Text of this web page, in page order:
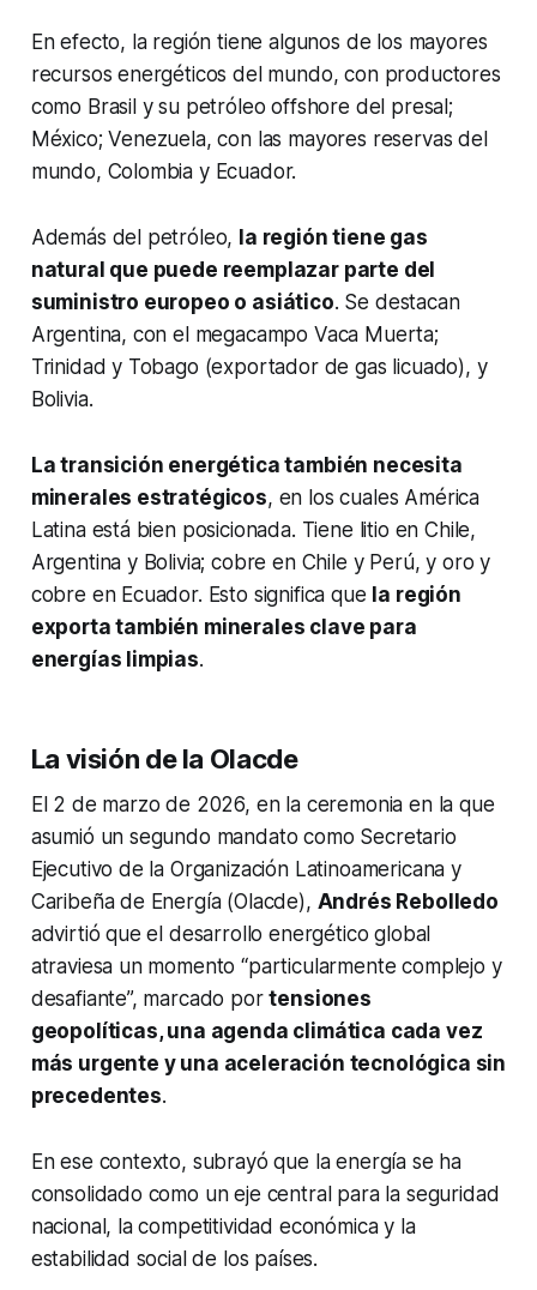
En efecto, la región tiene algunos de los mayores
recursos energéticos del mundo, con productores
como Brasil y su petróleooffshore del presal;
México; Venezuela, con las mayores reservas del
mundo, Colombia y Ecuador.
Además del petróleo, la región tiene gas
natural que puede reemplazar parte del
suministro europeo o asiático. Se destacan
Argentina, con el megacampo Vaca Muerta;
Trinidad y Tobago (exportador de gas licuado), y
Bolivia.
La transición energética también necesita
minerales estratégicos, en los cuales América
Latina está bien posicionada. Tiene litio en Chile,
Argentina y Bolivia; cobre en Chile y Perú, y oro y
cobre en Ecuador. Esto significa que la región
exporta también minerales clave para
energías limpias.
La visión de la Olacde
El 2 de marzo de 2026, en la ceremonia en la que
asumió un segundo mandato como Secretario
Ejecutivo de la Organización Latinoamericana y
Caribeña de Energía (Olacde), Andrés Rebolledo
advirtió que el desarrollo energético global
atraviesa un momento “particularmente complejo y
desafiante”, marcado portensiones
geopolíticas, una agenda climática cada vez
más urgente y una aceleración tecnológica sin
precedentes.
En ese contexto, subrayó que la energía se ha
consolidado como un eje central para la seguridad
nacional, la competitividad económica y la
estabilidad social de los países.